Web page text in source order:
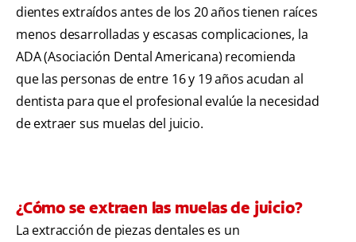
dientes extraídos antes de los 20 años tienen raíces
menos desarrolladas y escasas complicaciones, la
ADA (Asociación Dental Americana) recomienda
que las personas de entre 16 y 19 años acudan al
dentista para que el profesional evalúe la necesidad
de extraer sus muelas del juicio.
¿Cómo se extraen las muelas de juicio?
La extracción de piezas dentales es un